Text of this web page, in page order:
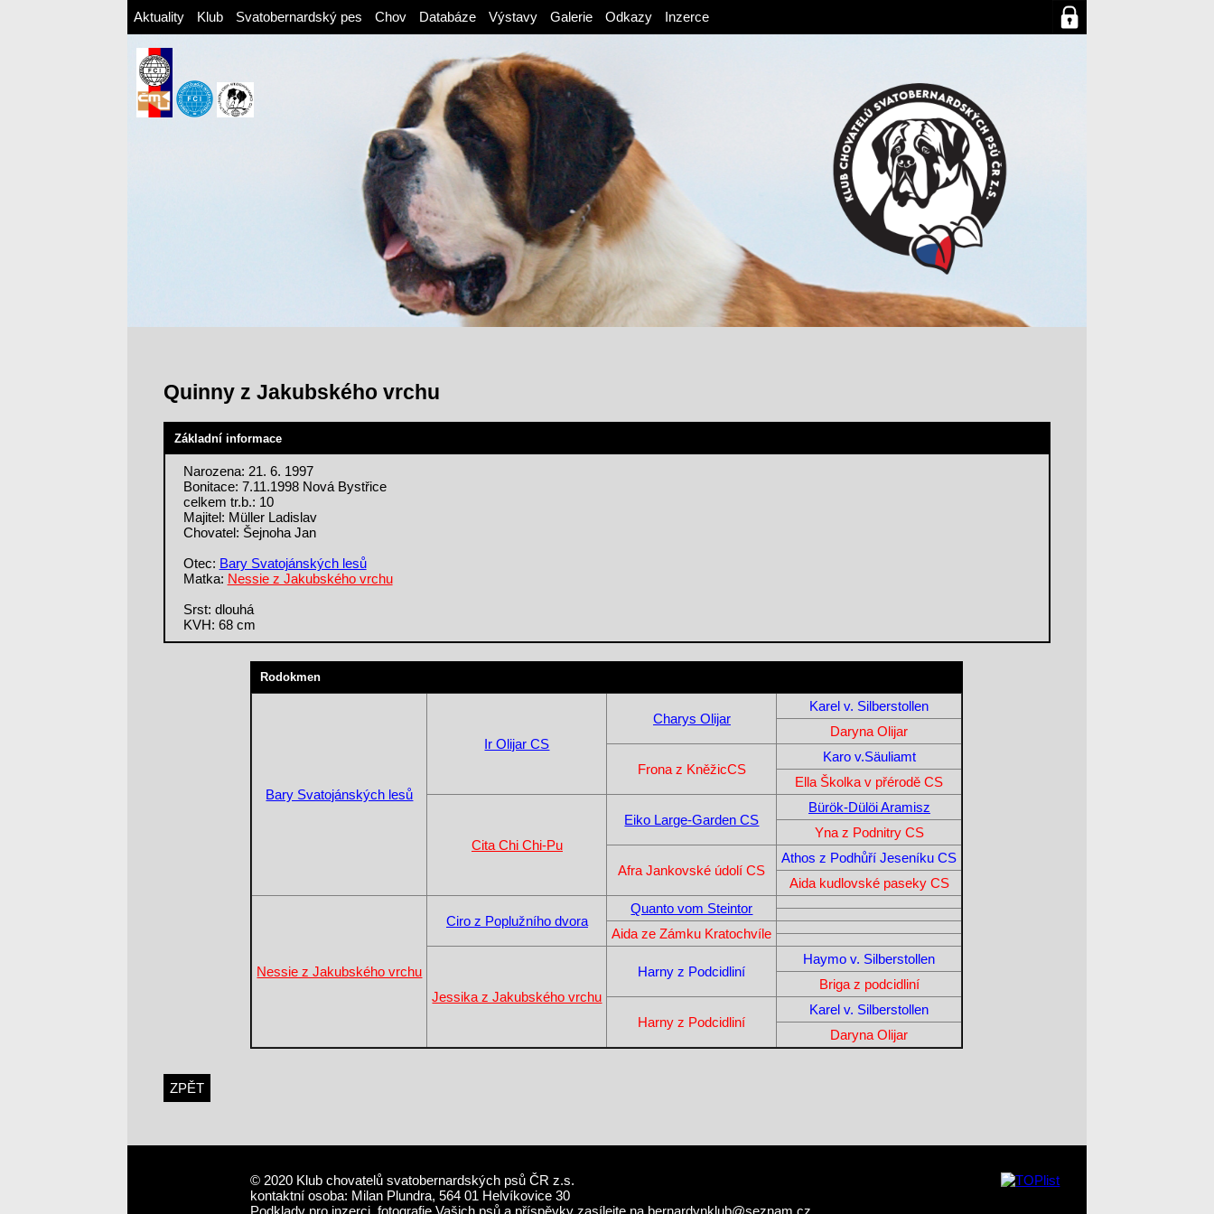
Aktuality Klub Svatobernardský pes Chov Databáze Výstavy Galerie Odkazy Inzerce
Quinny z Jakubského vrchu
Základní informace
Narozena: 21. 6. 1997
Bonitace: 7.11.1998 Nová Bystřice
celkem tr.b.: 10
Majitel: Müller Ladislav
Chovatel: Šejnoha Jan
Otec: Bary Svatojánských lesů
Matka: Nessie z Jakubského vrchu
Srst: dlouhá
KVH: 68 cm
Rodokmen
Bary Svatojánských lesů
Ir Olijar CS
Charys Olijar
Karel v. Silberstollen
Daryna Olijar
Frona z KněžicCS
Karo v.Säuliamt
Ella Školka v přérodě CS
Cita Chi Chi-Pu
Eiko Large-Garden CS
Bürök-Dülöi Aramisz
Yna z Podnitry CS
Afra Jankovské údolí CS
Athos z Podhůří Jeseníku CS
Aida kudlovské paseky CS
Nessie z Jakubského vrchu
Ciro z Poplužního dvora
Quanto vom Steintor
Aida ze Zámku Kratochvíle
Jessika z Jakubského vrchu
Harny z Podcidliní
Haymo v. Silberstollen
Briga z podcidliní
Harny z Podcidliní
Karel v. Silberstollen
Daryna Olijar
ZPĚT
© 2020 Klub chovatelů svatobernardských psů ČR z.s.
kontaktní osoba: Milan Plundra, 564 01 Helvíkovice 30
Podklady pro inzerci, fotografie Vašich psů a příspěvky zasílejte na bernardynklub@seznam.cz